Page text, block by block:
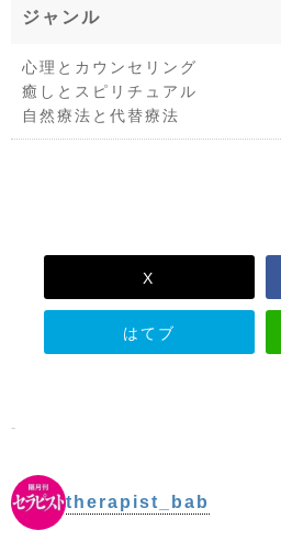
ジャンル
心理とカウンセリング
癒しとスピリチュアル
自然療法と代替療法
X
はてブ
-
therapist_bab